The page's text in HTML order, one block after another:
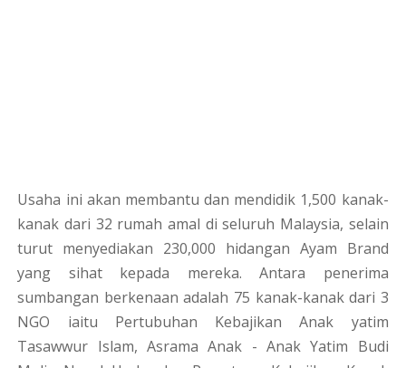
Usaha ini akan membantu dan mendidik 1,500 kanak-
kanak dari 32 rumah amal di seluruh Malaysia, selain
turut menyediakan 230,000 hidangan Ayam Brand
yang sihat kepada mereka. Antara penerima
sumbangan berkenaan adalah 75 kanak-kanak dari 3
NGO iaitu Pertubuhan Kebajikan Anak yatim
Tasawwur Islam, Asrama Anak - Anak Yatim Budi